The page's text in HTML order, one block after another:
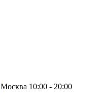
Москва 10:00 - 20:00